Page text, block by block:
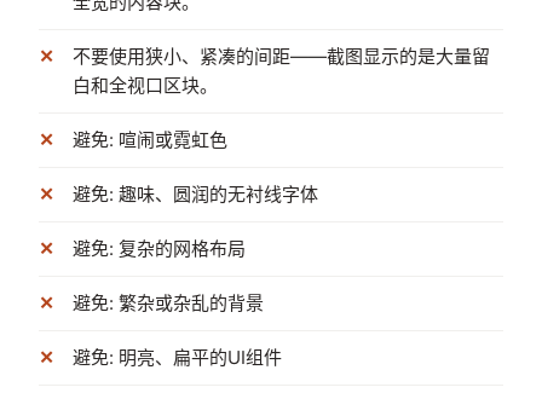
不要使用狭小、紧凑的间距——截图显示的是大量留
白和全视口区块。
避免: 喧闹或霓虹色
避免: 趣味、圆润的无衬线字体
避免: 复杂的网格布局
避免: 繁杂或杂乱的背景
避免: 明亮、扁平的UI组件